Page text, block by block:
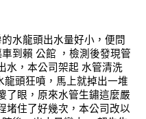
水龍頭出水量好小，便問
到賴 公館 ，檢測後發現管
水，本公司架起 水管清洗
頭狂噴，馬上就掉出一堆
了眼，原來水管生鏽這麼嚴
堵住了好幾次，本公司改以